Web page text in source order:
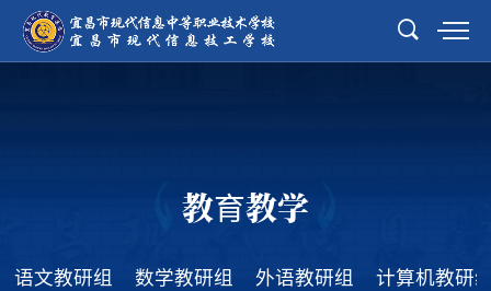
教育教学
语文教研组 数学教研组 外语教研组 计算机教研